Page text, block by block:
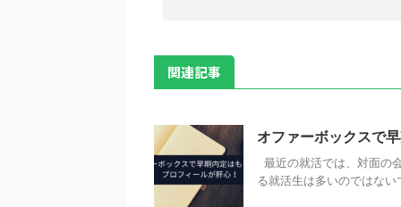
関連記事
オファーボックスで
最近の就活では、対面の
る就活生は多いのではな